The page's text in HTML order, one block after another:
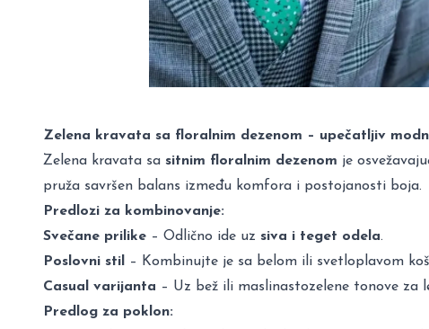
Zelena kravata sa floralnim dezenom – upečatljiv
Zelena kravata sa sitnim floralnim dezenom je
pruža savršen balans između komfora i postojanosti boja.
Predlozi za kombinovanje:
Svečane prilike – Odlično ide uz siva i teget odela.
Poslovni stil – Kombinujte je sa belom ili svetloplavom
Casual varijanta – Uz bež ili maslinastozelene tonove za
Predlog za poklon: